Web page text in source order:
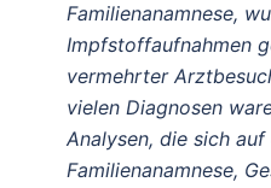
Familienanamnese,
Impfstoffaufnahmen
vermehrter
vielen Diagnosen
Analysen, die sich
Familienanamnese,